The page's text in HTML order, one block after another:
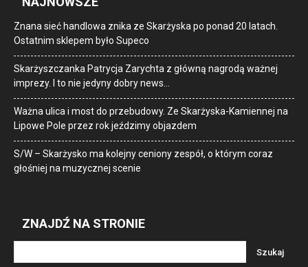
Znana sieć handlowa znika ze Skarżyska po ponad 20 latach.
Ostatnim sklepem było Supeco
Skarżyszczanka Patrycja Zarychta z główną nagrodą ważnej
imprezy. I to nie jedyny dobry news…
Ważna ulica i most do przebudowy. Ze Skarżyska-Kamiennej na
Lipowe Pole przez rok jeździmy objazdem
S/W – Skarżysko ma kolejny ceniony zespół, o którym coraz
głośniej na muzycznej scenie
ZNAJDŹ NA STRONIE